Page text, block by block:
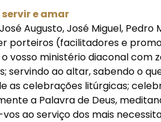
e amar
Augusto, José Miguel,
porteiros (facilitadores e
vosso ministério diaconal com
servindo ao altar, sabendo o
as celebrações litúrgicas;
a Palavra de Deus,
ao serviço dos mais